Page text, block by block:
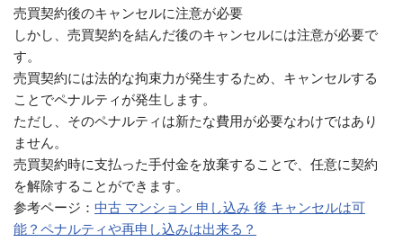
売買契約後のキャンセルに注意が必要
しかし、売買契約を結んだ後のキャンセルには注意が必要で
す。
売買契約には法的な拘束力が発生するため、キャンセルする
ことでペナルティが発生します。
ただし、そのペナルティは新たな費用が必要なわけではあり
ません。
売買契約時に支払った手付金を放棄することで、任意に契約
を解除することができます。
参考ページ： 中古 マンション 申し込み 後 キャンセルは可
能？ペナルティや再申し込みは出来る？